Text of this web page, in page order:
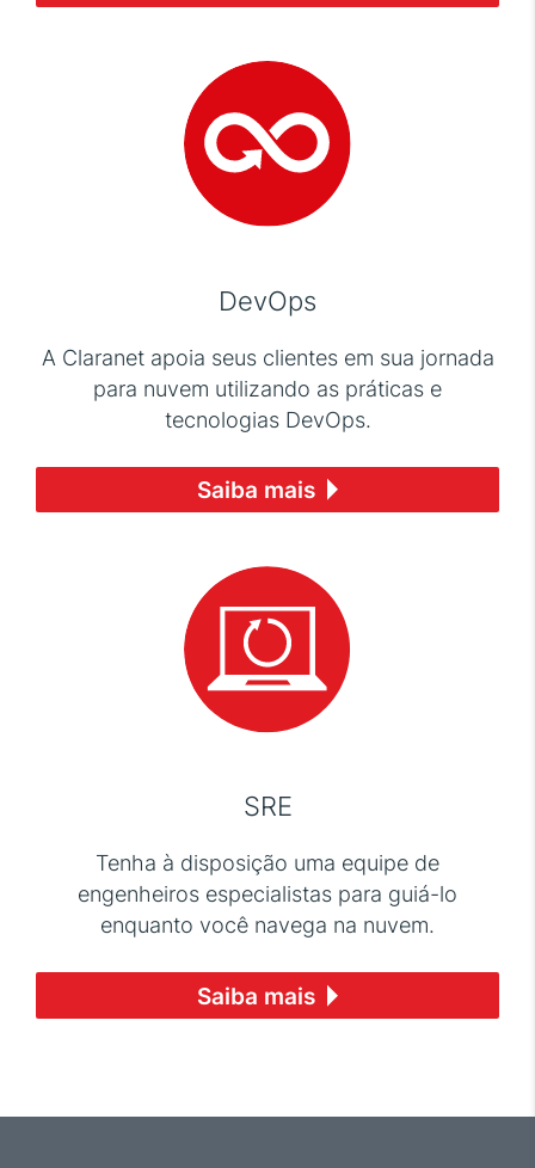
DevOps
A Claranet apoia seus clientes em sua jornada
para nuvem utilizando as práticas e
tecnologias DevOps.
Saiba mais
SRE
Tenha à disposição uma equipe de
engenheiros especialistas para guiá-lo
enquanto você navega na nuvem.
Saiba mais